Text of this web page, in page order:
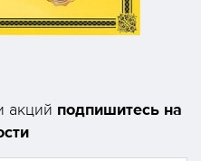
акций подпишитесь на